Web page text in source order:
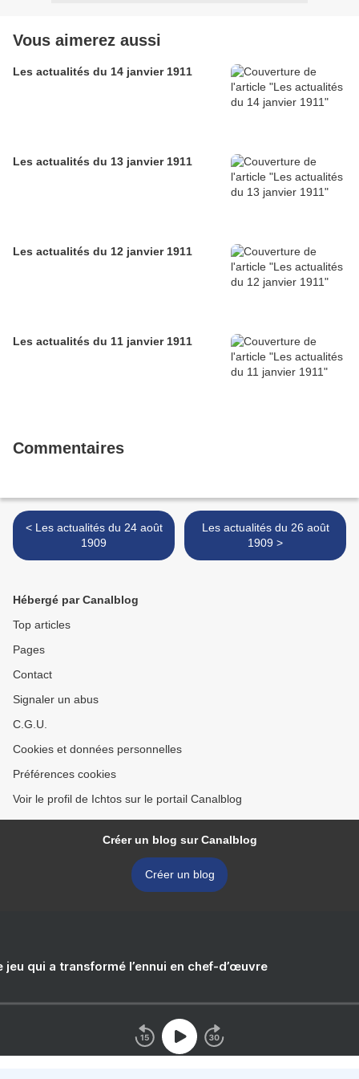
Vous aimerez aussi
Les actualités du 14 janvier 1911
Les actualités du 13 janvier 1911
Les actualités du 12 janvier 1911
Les actualités du 11 janvier 1911
Commentaires
< Les actualités du 24 août
1909
Les actualités du 26 août
1909 >
Hébergé par Canalblog
Top articles
Pages
Contact
Signaler un abus
C.G.U.
Cookies et données personnelles
Préférences cookies
Voir le profil de Ichtos sur le portail Canalblog
Créer un blog sur Canalblog
Créer un blog
jeu qui a transformé l’ennui en chef-d’œuvre